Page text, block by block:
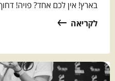
בארץ! אין לכם אחד? פויה!
לקריאה